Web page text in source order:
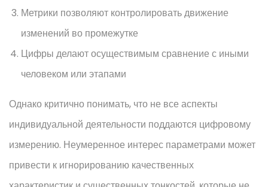
Метрики позволяют контролировать движение
изменений во промежутке
Цифры делают осуществимым сравнение с иными
человеком или этапами
Однако критично понимать, что не все аспекты
индивидуальной деятельности поддаются цифровому
измерению. Неумеренное интерес параметрами может
привести к игнорированию качественных